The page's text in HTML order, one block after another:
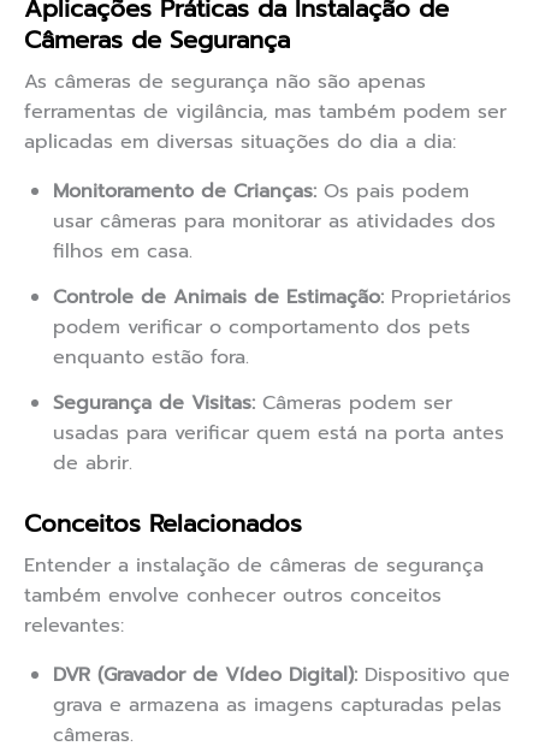
Aplicações Práticas da Instalação de
Câmeras de Segurança
As câmeras de segurança não são apenas
ferramentas de vigilância, mas também podem ser
aplicadas em diversas situações do dia a dia:
Monitoramento de Crianças: Os pais podem
usar câmeras para monitorar as atividades dos
filhos em casa.
Controle de Animais de Estimação: Proprietários
podem verificar o comportamento dos pets
enquanto estão fora.
Segurança de Visitas: Câmeras podem ser
usadas para verificar quem está na porta antes
de abrir.
Conceitos Relacionados
Entender a instalação de câmeras de segurança
também envolve conhecer outros conceitos
relevantes:
DVR (Gravador de Vídeo Digital): Dispositivo que
grava e armazena as imagens capturadas pelas
câmeras.